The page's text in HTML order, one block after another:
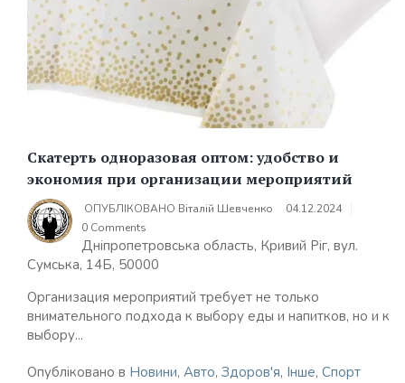
Скатерть одноразовая оптом: удобство и
экономия при организации мероприятий
ОПУБЛІКОВАНО Віталій Шевченко
04.12.2024
0 Comments
Дніпропетровська область, Кривий Ріг, вул.
Сумська, 14Б, 50000
Организация мероприятий требует не только
внимательного подхода к выбору еды и напитков, но и к
выбору...
Опубліковано в Новини, Авто, Здоров'я, Інше, Спорт